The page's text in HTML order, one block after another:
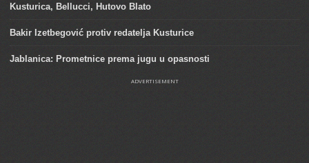
Kusturica, Bellucci, Hutovo Blato
Bakir Izetbegović protiv redatelja Kusturice
Jablanica: Prometnice prema jugu u opasnosti
ADVERTISEMENT